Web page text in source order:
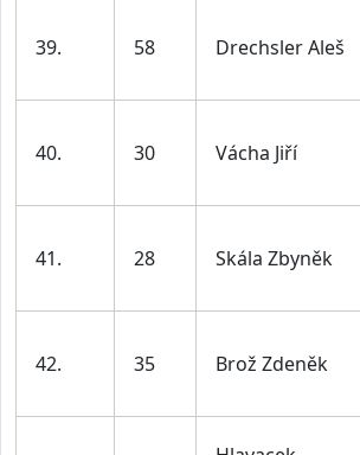
39. 58 Drechsler Aleš
40. 30 Vácha Jiří
41. 28 Skála Zbyněk
42. 35 Brož Zdeněk